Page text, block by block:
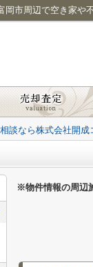
談なら株式会社開
※物件情報の周辺